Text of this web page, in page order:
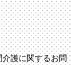
護に関するお問